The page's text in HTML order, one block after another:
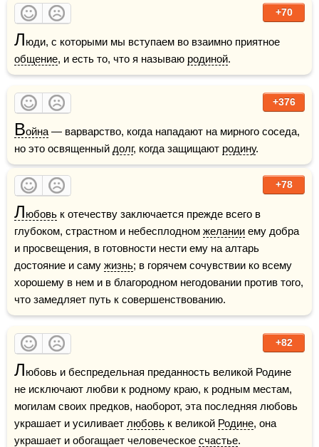
+70
Л
общение, и есть то, что я называю родиной.
+376
Война — варварство, когда нападают на мирного соседа,
но это освященный долг, когда защищают родину.
+78
Любовь к отечеству заключается прежде всего в
глубоком, страстном и небесплодном желании ему добра
и просвещения, в готовности нести ему на алтарь
достояние и саму жизнь; в горячем сочувствии ко всему
хорошему в нем и в благородном негодовании против того,
что замедляет путь к совершенствованию.
+82
Любовь и беспредельная преданность великой Родине
не исключают любви к родному краю, к родным местам,
могилам своих предков, наоборот, эта последняя любовь
украшает и усиливает любовь к великой Родине, она
украшает и обогащает человеческое счастье.